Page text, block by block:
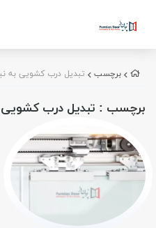
برچسب تبدیل درب کشویی به
برچسب : تبدیل درب کشویی